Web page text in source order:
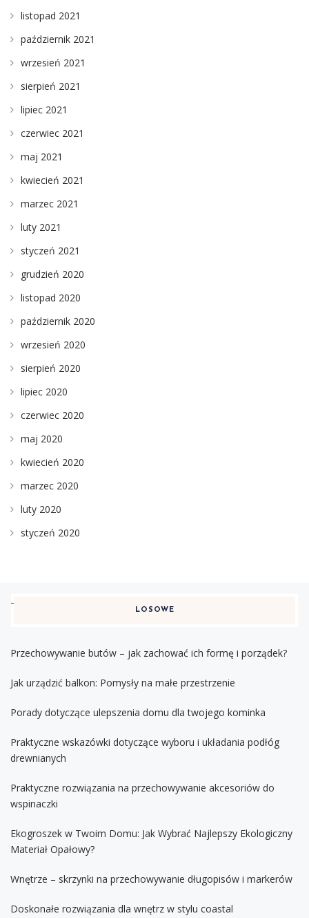
listopad 2021
październik 2021
wrzesień 2021
sierpień 2021
lipiec 2021
czerwiec 2021
maj 2021
kwiecień 2021
marzec 2021
luty 2021
styczeń 2021
grudzień 2020
listopad 2020
październik 2020
wrzesień 2020
sierpień 2020
lipiec 2020
czerwiec 2020
maj 2020
kwiecień 2020
marzec 2020
luty 2020
styczeń 2020
LOSOWE
Przechowywanie butów – jak zachować ich formę i porządek?
Jak urządzić balkon: Pomysły na małe przestrzenie
Porady dotyczące ulepszenia domu dla twojego kominka
Praktyczne wskazówki dotyczące wyboru i układania podłóg
drewnianych
Praktyczne rozwiązania na przechowywanie akcesoriów do
wspinaczki
Ekogroszek w Twoim Domu: Jak Wybrać Najlepszy Ekologiczny
Materiał Opałowy?
Wnętrze – skrzynki na przechowywanie długopisów i markerów
Doskonałe rozwiązania dla wnętrz w stylu coastal